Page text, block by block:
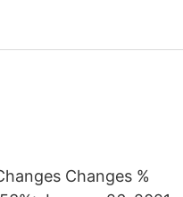
Changes %